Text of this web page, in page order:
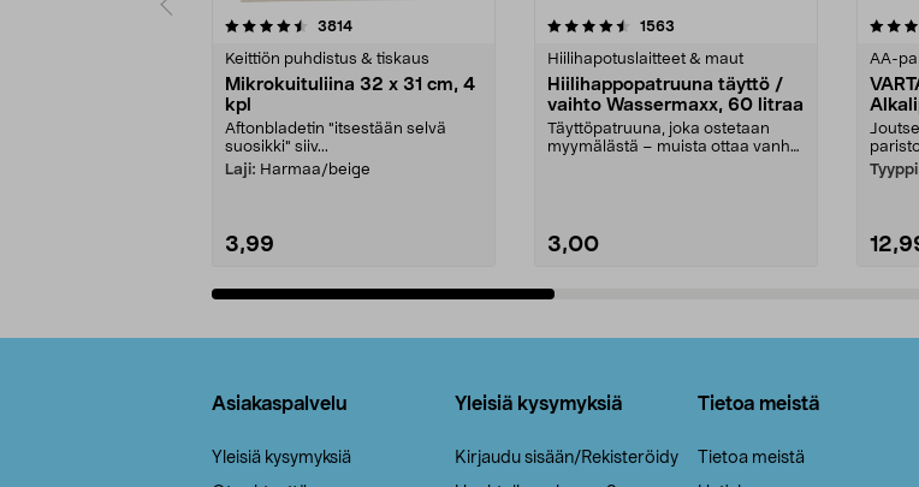
3814arvostelut
Keittiön puhdistus & tiskaus
Mikrokuituliina 32 x 31 cm, 4
kpl
Aftonbladetin "itsestään selvä
suosikki" siiv...
Laji: Harmaa/beige
3,99
4.5viidestä
1563
Hiilihapotuslaitteet & maut
Hiilihappopatruuna täyttö /
vaihto Wassermaxx, 60 litraa
Täyttöpatruuna, joka ostetaan
myymälästä – muista ottaa vanha
3,00
4.5viidestä
AA-
Asiakaspalvelu
Yleisiä kysymyksiä
Yleisiä kysymyksiä
Kirjaudu sisään/Rekisteröidy
Tietoa meistä
Tietoa meistä